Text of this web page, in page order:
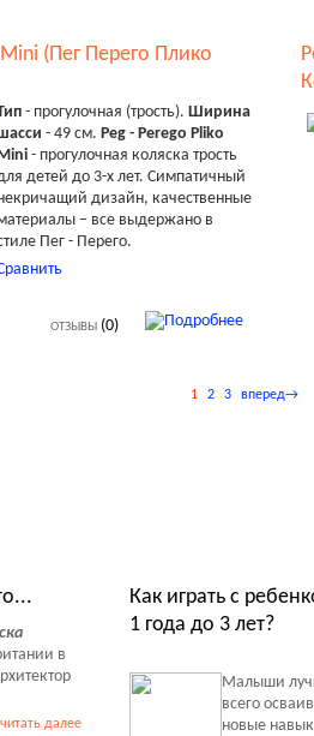
(Пег Перего Плико
- прогулочная (трость). Ширина
- 49 см. Peg - Perego Pliko
- прогулочная коляска трость
детей до 3-х лет. Симпатичный
дизайн, качественные
– все выдержано в
Пег - Перего.
ОТЗЫВЫ(0)
1 2 3 вперед→
в
читать далее
Как играть с
1 года до 3 лет?
Малыши
всего
новые